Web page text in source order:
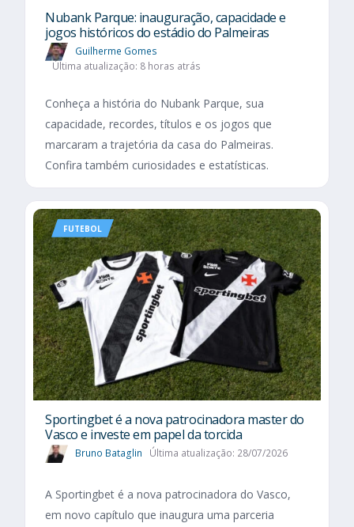
Nubank Parque: inauguração, capacidade e
jogos históricos do estádio do Palmeiras
Guilherme Gomes
Última atualização: 8 horas atrás
Conheça a história do Nubank Parque, sua
capacidade, recordes, títulos e os jogos que
marcaram a trajetória da casa do Palmeiras.
Confira também curiosidades e estatísticas.
FUTEBOL
Sportingbet é a nova patrocinadora master do
Vasco e investe em papel da torcida
Bruno Bataglin Última atualização: 28/07/2026
A Sportingbet é a nova patrocinadora do Vasco,
em novo capítulo que inaugura uma parceria